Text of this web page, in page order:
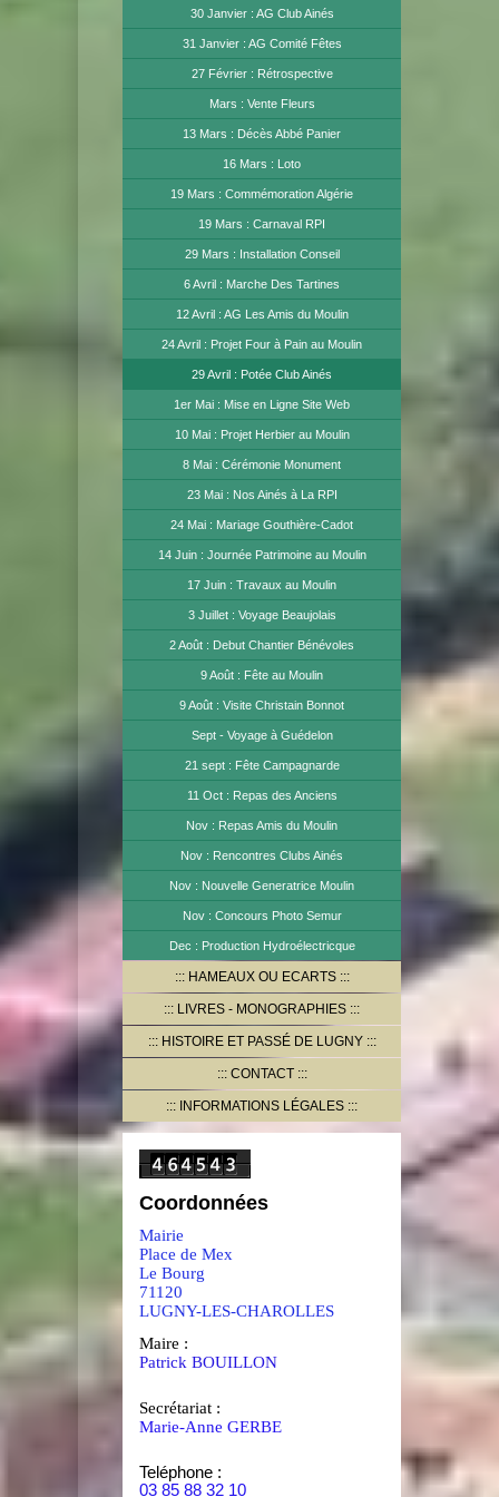
30 Janvier : AG Club Ainés
31 Janvier : AG Comité Fêtes
27 Février : Rétrospective
Mars : Vente Fleurs
13 Mars : Décès Abbé Panier
16 Mars : Loto
19 Mars : Commémoration Algérie
19 Mars : Carnaval RPI
29 Mars : Installation Conseil
6 Avril : Marche Des Tartines
12 Avril : AG Les Amis du Moulin
24 Avril : Projet Four à Pain au Moulin
29 Avril : Potée Club Ainés
1er Mai : Mise en Ligne Site Web
10 Mai : Projet Herbier au Moulin
8 Mai : Cérémonie Monument
23 Mai : Nos Ainés à La RPI
24 Mai : Mariage Gouthière-Cadot
14 Juin : Journée Patrimoine au Moulin
17 Juin : Travaux au Moulin
3 Juillet : Voyage Beaujolais
2 Août : Debut Chantier Bénévoles
9 Août : Fête au Moulin
9 Août : Visite Christain Bonnot
Sept - Voyage à Guédelon
21 sept : Fête Campagnarde
11 Oct : Repas des Anciens
Nov : Repas Amis du Moulin
Nov : Rencontres Clubs Ainés
Nov : Nouvelle Generatrice Moulin
Nov : Concours Photo Semur
Dec : Production Hydroélectricque
HAMEAUX OU ECARTS
LIVRES - MONOGRAPHIES
HISTOIRE ET PASSÉ DE LUGNY
CONTACT
INFORMATIONS LÉGALES
Coordonnées
Mairie
Place de Mex
Le Bourg
71120
LUGNY-LES-CHAROLLES
Maire :
Patrick BOUILLON
Secrétariat :
Marie-Anne GERBE
Teléphone :
03 85 88 32 10